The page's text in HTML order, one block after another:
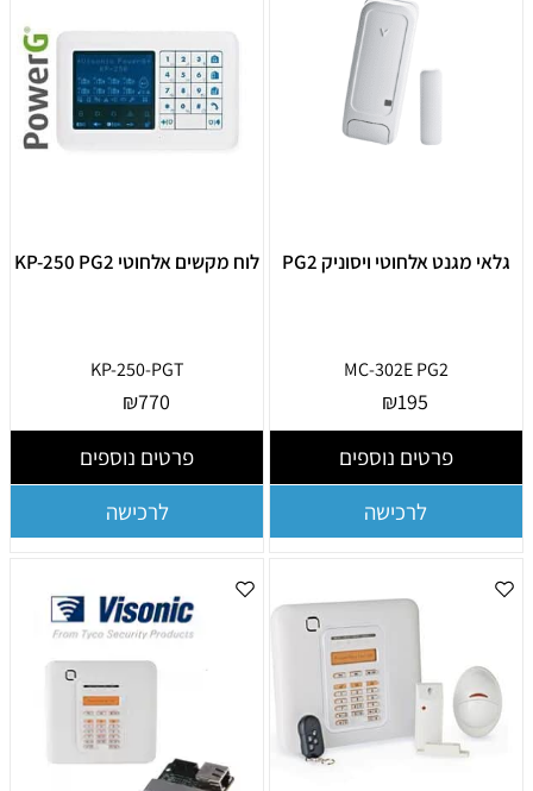
גלאי מגנט אלחוטי ויסוניק PG2
MC-302E PG2
₪195
פרטים נוספים
לרכישה
לוח מקשים אלחוטי KP-250 PG2
KP-250-PGT
₪770
פרטים נוספים
לרכישה